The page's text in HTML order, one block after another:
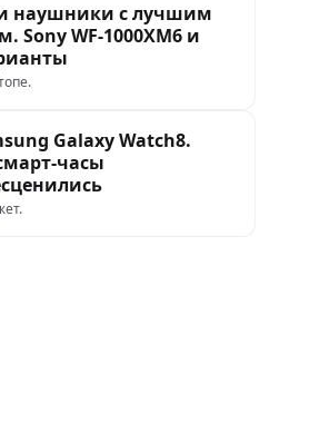
наушники с лучшим
Sony WF-1000XM6 и
Galaxy Watch8.
часы